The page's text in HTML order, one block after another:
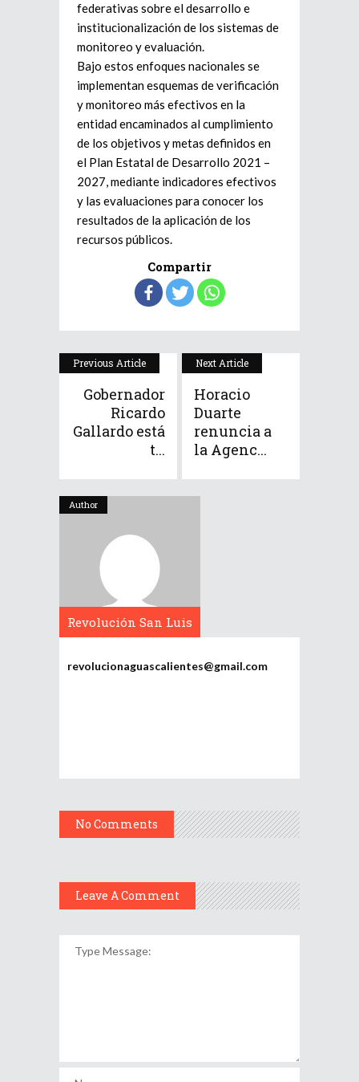
federativas sobre el desarrollo e
institucionalización de los sistemas de
monitoreo y evaluación.
Bajo estos enfoques nacionales se
implementan esquemas de verificación
y monitoreo más efectivos en la
entidad encaminados al cumplimiento
de los objetivos y metas definidos en
el Plan Estatal de Desarrollo 2021 –
2027, mediante indicadores efectivos
y las evaluaciones para conocer los
resultados de la aplicación de los
recursos públicos.
Compartir
Previous Article
Gobernador
Ricardo
Gallardo está
t...
Next Article
Horacio
Duarte
renuncia a
la Agenc...
Author
Revolución San Luis
revolucionaguascalientes@gmail.com
No Comments
Leave A Comment